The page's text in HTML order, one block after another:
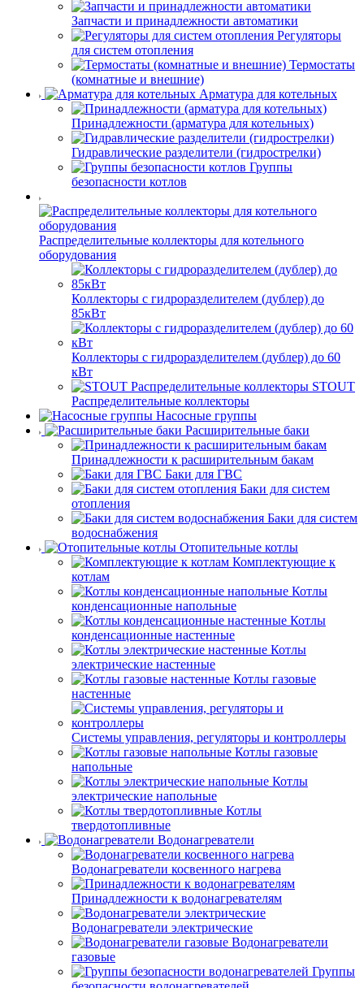
Запчасти и принадлежности автоматики
Регуляторы
для систем отопления
Термостаты
(комнатные и внешние)
Арматура для котельных
Принадлежности (арматура для котельных)
Гидравлические разделители (гидрострелки)
Группы
безопасности котлов
Распределительные коллекторы для котельного
оборудования
Коллекторы с гидроразделителем (дублер) до
85кВт
Коллекторы с гидроразделителем (дублер) до 60
кВт
STOUT
Распределительные коллекторы
Насосные группы
Расширительные баки
Принадлежности к расширительным бакам
Баки для ГВС
Баки для систем
отопления
Баки для систем
водоснабжения
Отопительные котлы
Комплектующие к
котлам
Котлы
конденсационные напольные
Котлы
конденсационные настенные
Котлы
электрические настенные
Котлы газовые
настенные
Системы управления, регуляторы и контроллеры
Котлы газовые
напольные
Котлы
электрические напольные
Котлы
твердотопливные
Водонагреватели
Водонагреватели косвенного нагрева
Принадлежности к водонагревателям
Водонагреватели электрические
Водонагреватели
газовые
Группы